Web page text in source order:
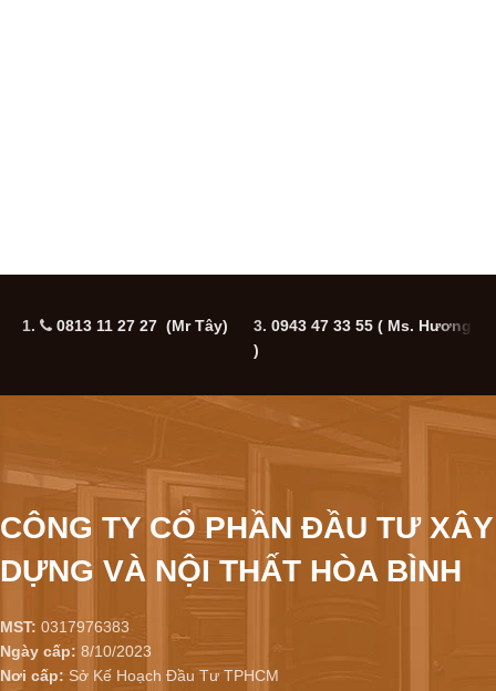
1. 0813 11 27 27 (Mr Tây) 3. 0943 47 33 55 ( Ms. Hương
)
CÔNG TY CỔ PHẦN ĐẦU TƯ XÂY
DỰNG VÀ NỘI THẤT HÒA BÌNH
MST: 0317976383
Ngày cấp: 8/10/2023
Nơi cấp: Sở Kế Hoạch Đầu Tư TPHCM